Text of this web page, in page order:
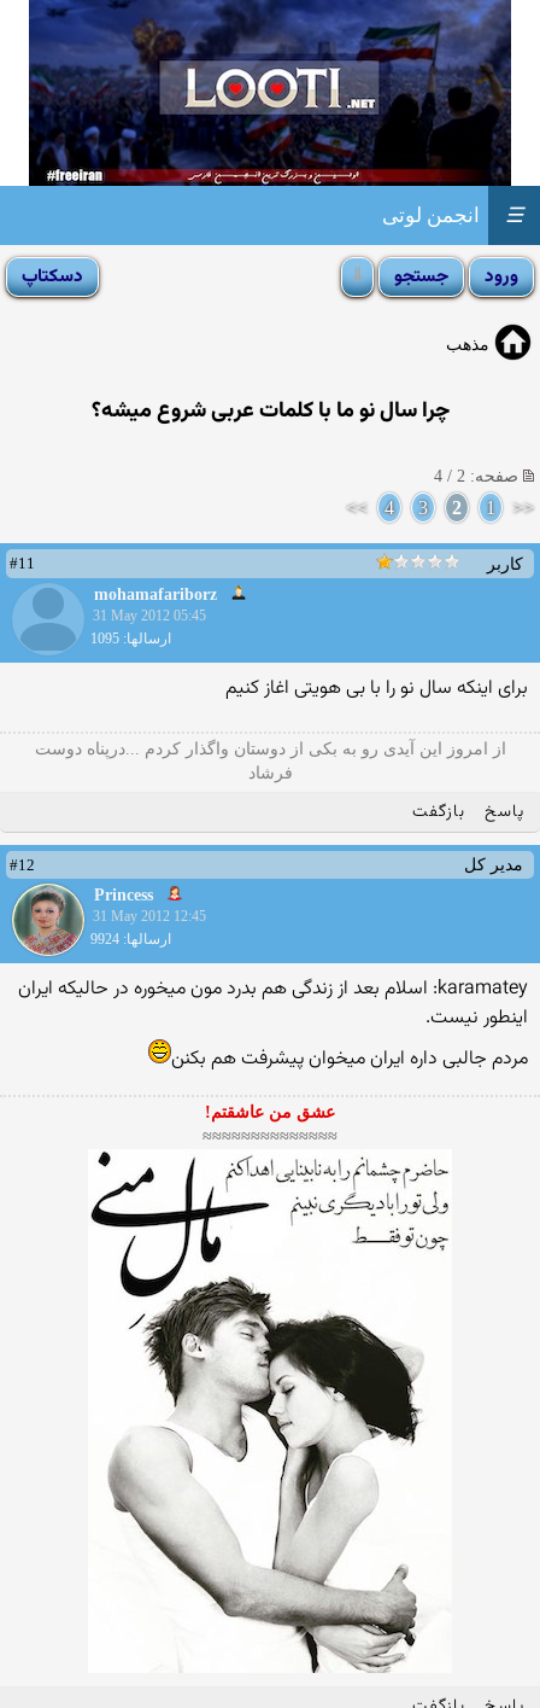
انجمن لوتی ☰
مذهب
چرا سال نو ما با كلمات عربی شروع میشه؟
صفحه: 2 / 4
<<
1
2
3
4
>>
کاربر
#11
mohamafariborz
31 May 2012 05:45
ارسالها: 1095
برای اینکه سال نو را با بی هویتی اغاز کنیم
از امروز این آیدی رو به بکی از دوستان واگذار کردم ...درپناه دوست
فرشاد
پاسخ بازگفت
مدیر کل
#12
Princess
31 May 2012 12:45
ارسالها: 9924
karamatey: اسلام بعد از زندگی هم بدرد مون میخوره در حالیکه ایران
اینطور نیست.
مردم جالبی داره ایران میخوان پیشرفت هم بکنن
عشق من عاشقتم!
≈≈≈≈≈≈≈≈≈≈≈≈≈≈